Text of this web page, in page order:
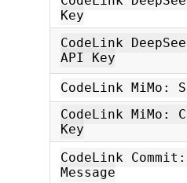
Key
CodeLink
API Key
CodeLink MiMo:
CodeLink MiMo:
Key
CodeLink
Message